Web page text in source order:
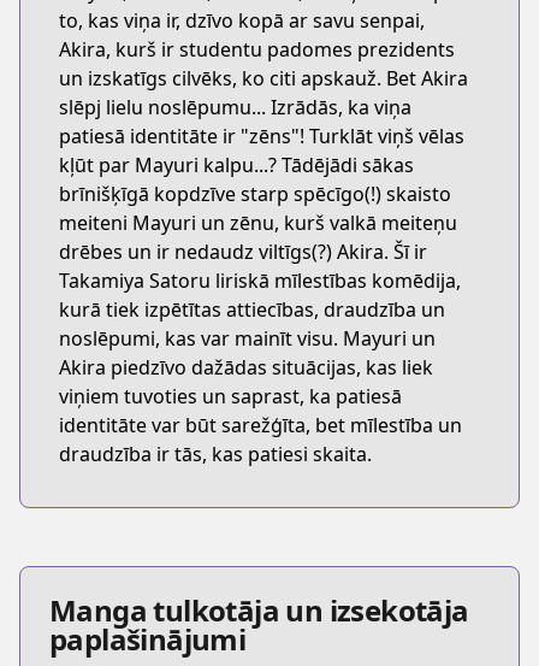
to, kas viņa ir, dzīvo kopā ar savu senpai,
Akira, kurš ir studentu padomes prezidents
un izskatīgs cilvēks, ko citi apskauž. Bet Akira
slēpj lielu noslēpumu... Izrādās, ka viņa
patiesā identitāte ir "zēns"! Turklāt viņš vēlas
kļūt par Mayuri kalpu...? Tādējādi sākas
brīnišķīgā kopdzīve starp spēcīgo(!) skaisto
meiteni Mayuri un zēnu, kurš valkā meiteņu
drēbes un ir nedaudz viltīgs(?) Akira. Šī ir
Takamiya Satoru liriskā mīlestības komēdija,
kurā tiek izpētītas attiecības, draudzība un
noslēpumi, kas var mainīt visu. Mayuri un
Akira piedzīvo dažādas situācijas, kas liek
viņiem tuvoties un saprast, ka patiesā
identitāte var būt sarežģīta, bet mīlestība un
draudzība ir tās, kas patiesi skaita.
Manga tulkotāja un izsekotāja
paplašinājumi